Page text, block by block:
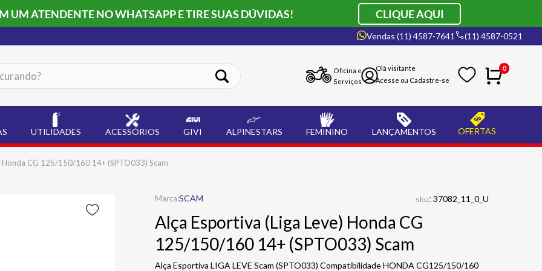
UM ATENDENTE NO WHATSAPP E TIRE SUAS DÚVIDAS! CLIQUE AQUI
Vendas (11) 4587-7641 (11) 4587-0521
Oficina e
Serviços
0
UTILIDADES ACESSÓRIOS GIVI ALPINESTARS FEMININO LANÇAMENTOS OFERTAS
Honda CG 125/150/160 14+ (SPTO033) Scam
SCAM sku: 37082_11_0_U
Alça Esportiva (Liga Leve) Honda CG
125/150/160 14+ (SPTO033) Scam
Alça Esportiva LIGA LEVE Scam (SPTO033) Compatibilidade HONDA CG125/150/160